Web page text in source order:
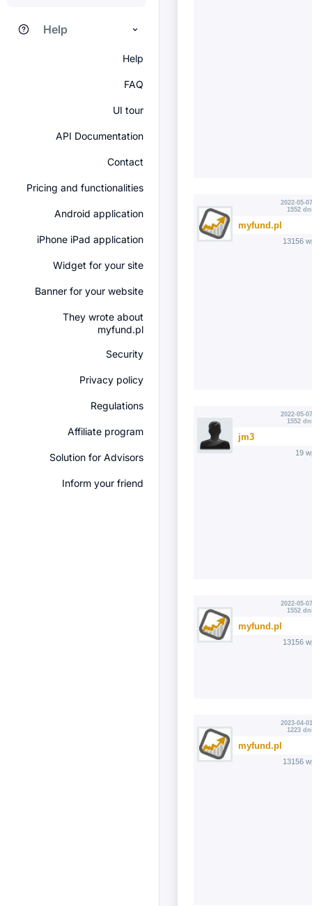
Help
Help
FAQ
UI tour
API Documentation
Contact
Pricing and functionalities
Android application
iPhone iPad application
Widget for your site
Banner for your website
They wrote about
myfund.pl
Security
Privacy policy
Regulations
Affiliate program
Solution for Advisors
Inform your friend
2022-05-
1552
myfund.pl
13156
2022-05-
1552
jm3
19
2022-05-
1552
myfund.pl
13156
2023-04-
1223
myfund.pl
13156